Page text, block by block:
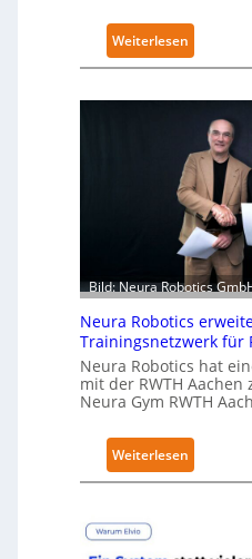
Weiterlesen:
K
e
r
h
ä
l
t
S
e
c
u
r
t
y
-
v
Bild: Neura Robotics
Neura Robotics
Trainingsnetzwerk für
Neura Robotics hat
mit der RWTH Aachen
Neura Gym RWTH
Weiterlesen:
N